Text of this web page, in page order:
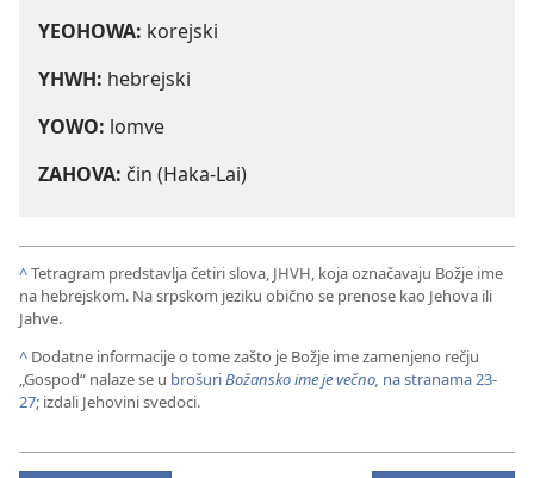
YEOHOWA: korejski
YHWH: hebrejski
YOWO: lomve
ZAHOVA: čin (Haka-Lai)
^Tetragram predstavlja četiri slova, JHVH, koja označavaju Božje ime
na hebrejskom. Na srpskom jeziku obično se prenose kao Jehova ili
Jahve.
^ Dodatne informacije o tome zašto je Božje ime zamenjeno rečju
„Gospod“ nalaze se u brošuriBožansko ime je večno, na stranama 23-
27; izdali Jehovini svedoci.